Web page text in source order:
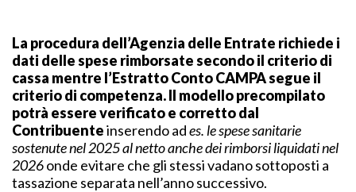
La procedura dell’Agenzia delle Entrate richiede i
dati delle spese rimborsate secondo il criterio di
cassa mentre l’Estratto Conto CAMPA segue il
criterio di competenza.Il modello precompilato
potrà essere verificato e corretto dal
Contribuenteinserendo ades. le spese sanitarie
sostenute nel 2025 al netto anche dei rimborsi liquidati nel
2026onde evitare che gli stessi vadano sottoposti a
tassazione separata nell’anno successivo.